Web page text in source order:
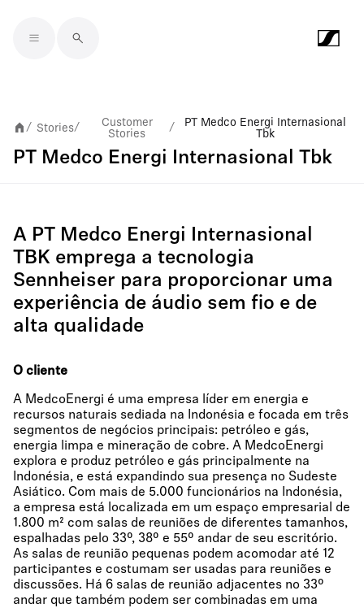
/ Stories/
Customer
Stories
/
PT Medco Energi Internasional
Tbk
PT Medco Energi Internasional Tbk
A PT Medco Energi Internasional
TBK emprega a tecnologia
Sennheiser para proporcionar uma
experiência de áudio sem fio e de
alta qualidade
O cliente
A MedcoEnergi é uma empresa líder em energia e
recursos naturais sediada na Indonésia e focada em três
segmentos de negócios principais: petróleo e gás,
energia limpa e mineração de cobre. A MedcoEnergi
explora e produz petróleo e gás principalmente na
Indonésia, e está expandindo sua presença no Sudeste
Asiático. Com mais de 5.000 funcionários na Indonésia,
a empresa está localizada em um espaço empresarial de
1.800 m² com salas de reuniões de diferentes tamanhos,
espalhadas pelo 33º, 38º e 55º andar de seu escritório.
As salas de reunião pequenas podem acomodar até 12
participantes e costumam ser usadas para reuniões e
discussões. Há 6 salas de reunião adjacentes no 33º
andar que também podem ser combinadas em uma